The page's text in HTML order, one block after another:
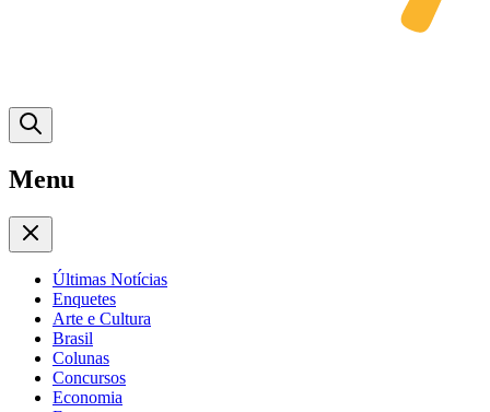
Menu
Últimas Notícias
Enquetes
Arte e Cultura
Brasil
Colunas
Concursos
Economia